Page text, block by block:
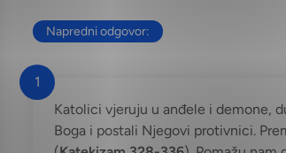
Napredni odgovor:
1
Katolici vjeruju u anđele i demone,
Boga i postali Njegovi protivnici.